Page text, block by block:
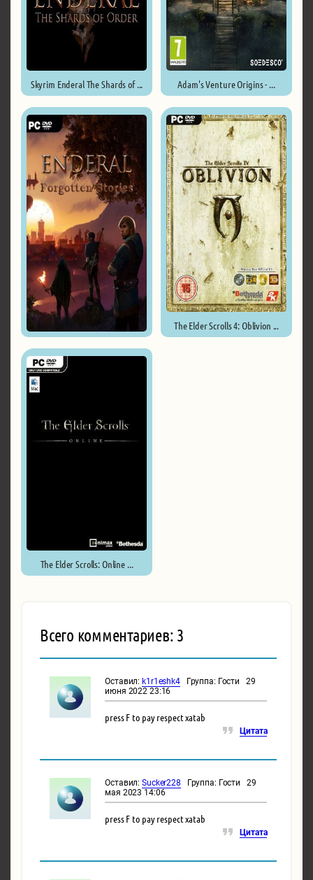
Skyrim Enderal The Shards of ... Adam's Venture Origins - ...
The Elder Scrolls 4: Oblivion ...
The Elder Scrolls: Online ...
Всего комментариев: 3
Оставил:k1r1eshk4Группа: Гости 29
июня 2022 23:16
press F to pay respect xatab
Цитата
Оставил:Sucker228 Группа: Гости 29
мая 2023 14:06
press F to pay respect xatab
Цитата